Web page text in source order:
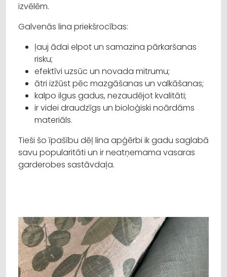
izvēlēm.
Galvenās lina priekšrocības:
ļauj ādai elpot un samazina pārkaršanas
risku;
efektīvi uzsūc un novada mitrumu;
ātri izžūst pēc mazgāšanas un valkāšanas;
kalpo ilgus gadus, nezaudējot kvalitāti;
ir videi draudzīgs un bioloģiski noārdāms
materiāls.
Tieši šo īpašību dēļ lina apģērbi ik gadu saglabā
savu popularitāti un ir neatņemama vasaras
garderobes sastāvdaļa.